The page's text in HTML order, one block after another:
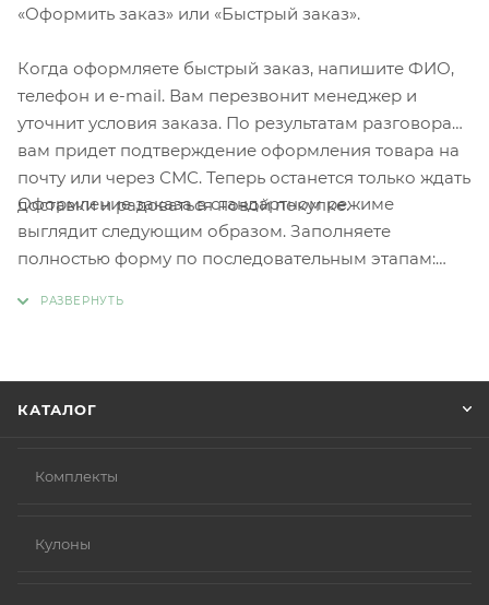
«Оформить заказ» или «Быстрый заказ».
Когда оформляете быстрый заказ, напишите ФИО,
телефон и e-mail. Вам перезвонит менеджер и
уточнит условия заказа. По результатам разговора
вам придет подтверждение оформления товара на
почту или через СМС. Теперь останется только ждать
доставки и радоваться новой покупке.
Оформление заказа в стандартном режиме
выглядит следующим образом. Заполняете
полностью форму по последовательным этапам:
КАТАЛОГ
Комплекты
Кулоны